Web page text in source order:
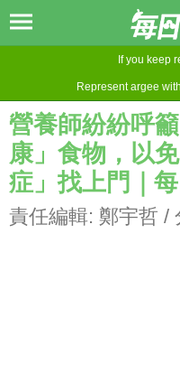
If you keep
Represent argee
營養師紛紛呼
康」食物，以
症」找上門｜
責任編輯: 鄭宇哲 /